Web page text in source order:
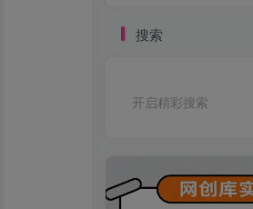
搜索
开启精彩搜索